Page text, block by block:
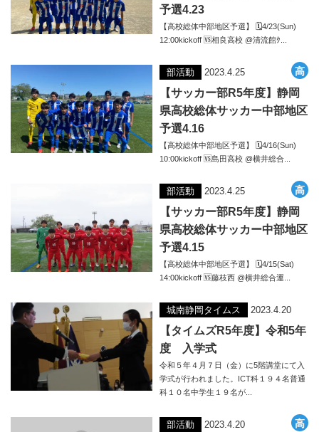
予選4.23
【高校総体中部地区予選】 🗓4/23(Sun)
12:00kickoff 🆚相良高校 @清流館ｸ...
部活動 2023.4.25
【サッカー部R5年度】静岡
県高校総体サッカー中部地区
予選4.16
【高校総体中部地区予選】 🗓4/16(Sun)
10:00kickoff 🆚島田高校 @横井総合...
部活動 2023.4.25
【サッカー部R5年度】静岡
県高校総体サッカー中部地区
予選4.15
【高校総体中部地区予選】 🗓4/15(Sat)
14:00kickoff 🆚藤枝西 @横井総合運...
城南静岡タイムス 2023.4.20
【タイムズR5年度】令和5年
度 入学式
令和５年４月７日（金）に5階講堂にて入
学式が行われました。ICT科１９４名普通
科１０名中学生１９名が...
部活動 2023.4.20